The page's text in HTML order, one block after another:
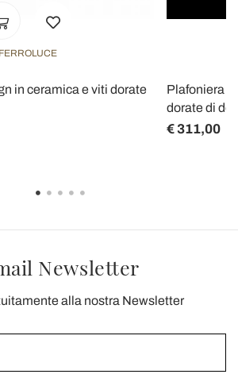
FERROLUCE
in ceramica e viti dorate
Plafoniera
dorate di
€ 311,00
Newsletter
alla nostra Newsletter